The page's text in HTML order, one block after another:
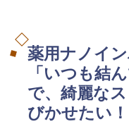
薬用ナノイ
「いつも結
で、綺麗な
びかせたい